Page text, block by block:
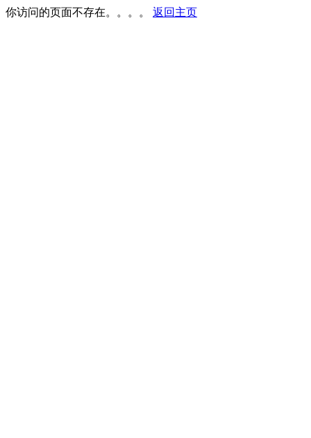
你访问的页面不存在。。。。 返回主页